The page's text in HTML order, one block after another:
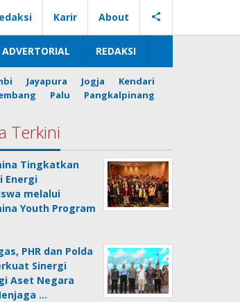
Karir About
ADVERTORIAL REDAKSI
Jayapura Jogja
Kendari
Palu
Pangkalpinang
Terkini
Tingkatkan
Energi
melalui
Youth Program
PHR dan Polda
Sinergi
Aset Negara
…